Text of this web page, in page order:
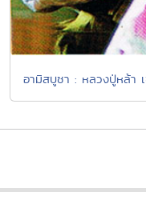
อามิสบูชา : หลวงปู่หล้า